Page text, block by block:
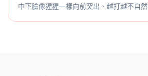
中下臉像猩猩一樣向前突出、越打越不自然